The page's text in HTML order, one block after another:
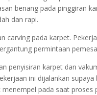
benang pada pinggiran
dan rapi.
carving pada karpet.
permintaan
penyisiran karpet dan
ini dijalankan supaya
menempel pada saat proses